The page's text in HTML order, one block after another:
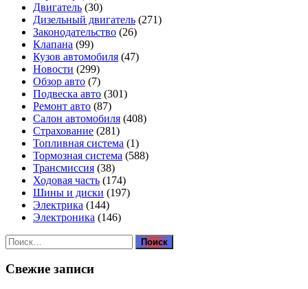
Двигатель (30)
Дизельный двигатель (271)
Законодательство (26)
Клапана (99)
Кузов автомобиля (47)
Новости (299)
Обзор авто (7)
Подвеска авто (301)
Ремонт авто (87)
Салон автомобиля (408)
Страхование (281)
Топливная система (1)
Тормозная система (588)
Трансмиссия (38)
Ходовая часть (174)
Шины и диски (197)
Электрика (144)
Электроника (146)
Найти:
Свежие записи